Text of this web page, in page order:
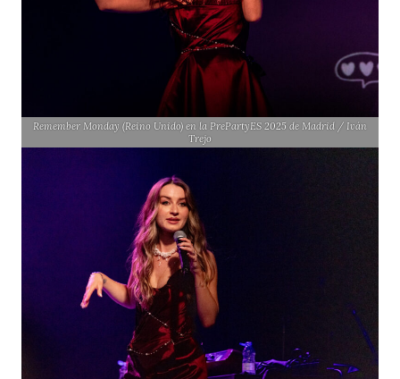
Remember Monday (Reino Unido) en la PrePartyES 2025 de Madrid / Iván
Trejo